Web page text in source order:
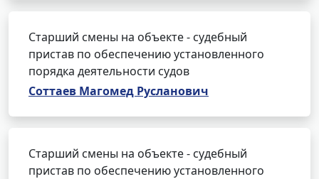
Старший смены на объекте - судебный
пристав по обеспечению установленного
порядка деятельности судов
Соттаев Магомед Русланович
Старший смены на объекте - судебный
пристав по обеспечению установленного